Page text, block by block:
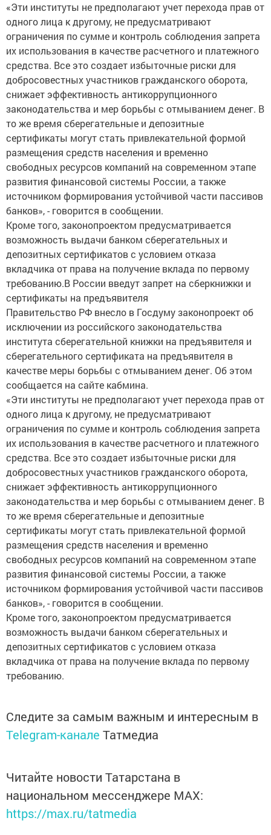
«Эти институты не предполагают учет перехода прав от
одного лица к другому, не предусматривают
ограничения по сумме и контроль соблюдения запрета
их использования в качестве расчетного и платежного
средства. Все это создает избыточные риски для
добросовестных участников гражданского оборота,
снижает эффективность антикоррупционного
законодательства и мер борьбы с отмыванием денег. В
то же время сберегательные и депозитные
сертификаты могут стать привлекательной формой
размещения средств населения и временно
свободных ресурсов компаний на современном этапе
развития финансовой системы России, а также
источником формирования устойчивой части пассивов
банков», - говорится в сообщении.
Кроме того, законопроектом предусматривается
возможность выдачи банком сберегательных и
депозитных сертификатов с условием отказа
вкладчика от права на получение вклада по первому
требованию.В России введут запрет на сберкнижки и
сертификаты на предъявителя
Правительство РФ внесло в Госдуму законопроект об
исключении из российского законодательства
института сберегательной книжки на предъявителя и
сберегательного сертификата на предъявителя в
качестве меры борьбы с отмыванием денег. Об этом
сообщается на сайте кабмина.
«Эти институты не предполагают учет перехода прав от
одного лица к другому, не предусматривают
ограничения по сумме и контроль соблюдения запрета
их использования в качестве расчетного и платежного
средства. Все это создает избыточные риски для
добросовестных участников гражданского оборота,
снижает эффективность антикоррупционного
законодательства и мер борьбы с отмыванием денег. В
то же время сберегательные и депозитные
сертификаты могут стать привлекательной формой
размещения средств населения и временно
свободных ресурсов компаний на современном этапе
развития финансовой системы России, а также
источником формирования устойчивой части пассивов
банков», - говорится в сообщении.
Кроме того, законопроектом предусматривается
возможность выдачи банком сберегательных и
депозитных сертификатов с условием отказа
вкладчика от права на получение вклада по первому
требованию.
Следите за самым важным и интересным в
Telegram-канале Татмедиа
Читайте новости Татарстана в
национальном мессенджере MАХ:
https://max.ru/tatmedia